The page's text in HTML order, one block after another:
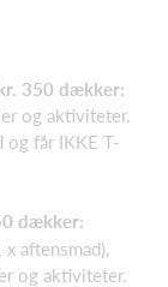
350 dækker:
og aktiviteter.
får IKKE T-
dækker:
aftensmad),
og aktiviteter.